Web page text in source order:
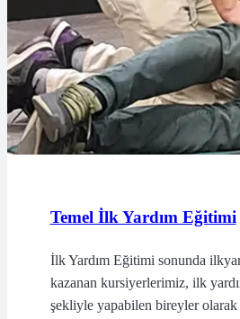
Temel İlk Yardım Eğitimi
İlk Yardım Eğitimi sonunda
kazanan kursiyerlerimiz, ilk
şekliyle yapabilen bireyler olarak